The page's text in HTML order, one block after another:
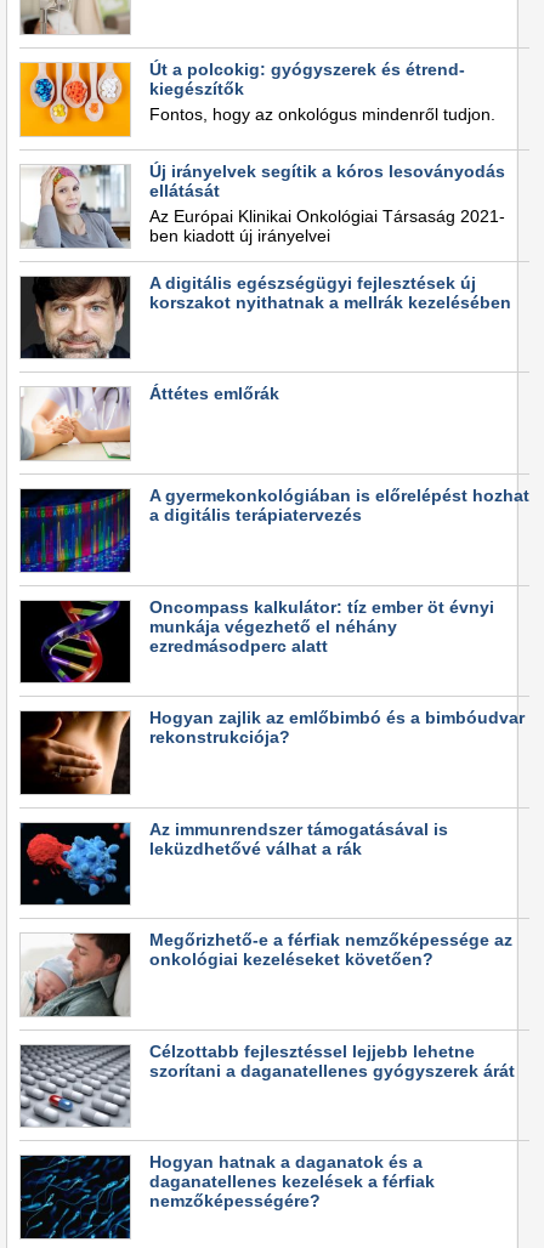
Út a polcokig: gyógyszerek és étrend-
kiegészítők
Fontos, hogy az onkológus mindenről tudjon.
Új irányelvek segítik a kóros lesoványodás
ellátását
Az Európai Klinikai Onkológiai Társaság 2021-
ben kiadott új irányelvei
A digitális egészségügyi fejlesztések új
korszakot nyithatnak a mellrák kezelésében
Áttétes emlőrák
A gyermekonkológiában is előrelépést hozhat
a digitális terápiatervezés
Oncompass kalkulátor: tíz ember öt évnyi
munkája végezhető el néhány
ezredmásodperc alatt
Hogyan zajlik az emlőbimbó és a bimbóudvar
rekonstrukciója?
Az immunrendszer támogatásával is
leküzdhetővé válhat a rák
Megőrizhető-e a férfiak nemzőképessége az
onkológiai kezeléseket követően?
Célzottabb fejlesztéssel lejjebb lehetne
szorítani a daganatellenes gyógyszerek árát
Hogyan hatnak a daganatok és a
daganatellenes kezelések a férfiak
nemzőképességére?